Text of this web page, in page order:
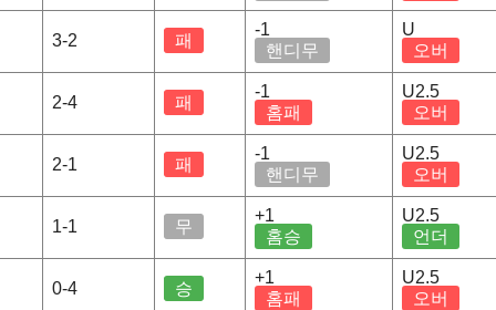
3-2 패
-1
핸디무
U
오버
2-4 패
-1
홈패
U2.5
오버
2-1 패
-1
핸디무
U2.5
오버
1-1 무
+1
홈승
U2.5
언더
0-4 승
+1
홈패
U2.5
오버